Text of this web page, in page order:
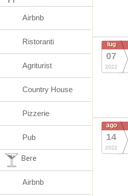
lug
07
2022
ago
14
2022
Airbnb
Ristoranti
Agriturist
Country House
Pizzerie
Pub
Bere
Airbnb